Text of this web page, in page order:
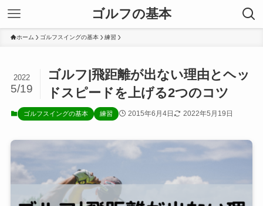
ゴルフの基本
ホーム ゴルフスイングの基本 練習
ゴルフ|飛距離が出ない理由とヘッ
ドスピードを上げる2つのコツ
2022
5/19
ゴルフスイングの基本 練習 2015年6月4日 2022年5月19日